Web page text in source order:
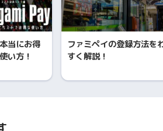
当にお得
い方！
ファミペイの登録方法を
すく解説！